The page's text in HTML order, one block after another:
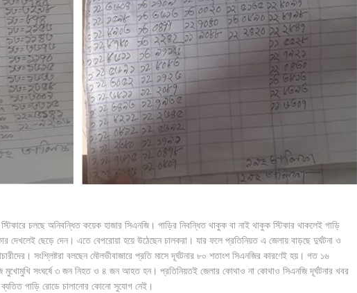
চলছে অনিবন্ধিত কয়েক হাজার সিএনজি। গাড়ির নিবন্ধিত থাকুক বা নাই থাকুক স্টিকার থাকলেই গাড়ি
দেখলেই ছেড়ে দেন। এতে বেপরোয়া হয়ে উঠেছেন চালকরা। যার ফলে প্রতিনিয়ত এ জেলায় বাড়ছে দুর্ঘটনা ও
সংশ্লিষ্টরা বলছেন মৌলভীবাজারে প্রতি মাসে দূর্ঘটনার ৮০ শতাংশ সিএনজির কারণেই হয়। গত ১৬
মুখোমুখি সংঘর্ষে ৩ জন নিহত ও ৪ জন আহত হন। প্রতিনিয়তই জেলার কোথাও না কোথাও সিএনজি দূর্ঘটনার খবর
গাড়ি রোডে চালানোর কোনো সুযোগ নেই।